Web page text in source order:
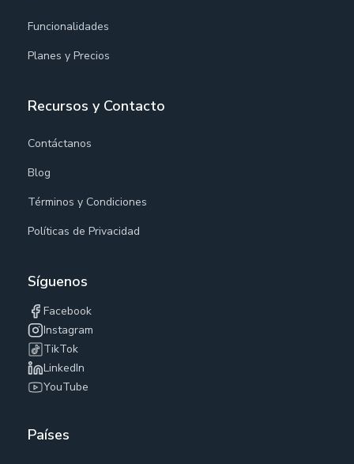
Funcionalidades
Planes y Precios
Recursos y Contacto
Contáctanos
Blog
Términos y Condiciones
Políticas de Privacidad
Síguenos
Facebook
Instagram
TikTok
LinkedIn
YouTube
Países